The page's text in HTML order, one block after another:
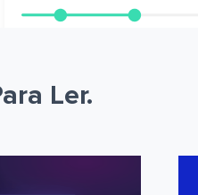
Ler.